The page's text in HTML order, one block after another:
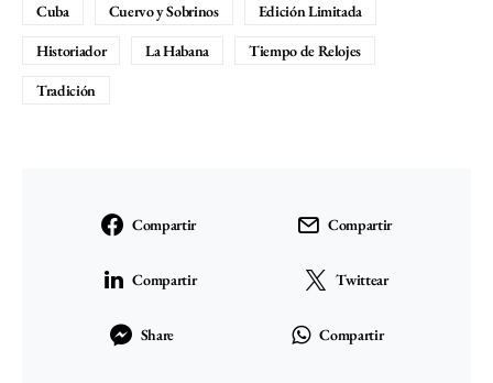
Cuba Cuervo y Sobrinos
Edición Limitada
Historiador
La Habana
Tiempo de Relojes
Tradición
Compartir Compartir
Compartir Twittear
Share Compartir